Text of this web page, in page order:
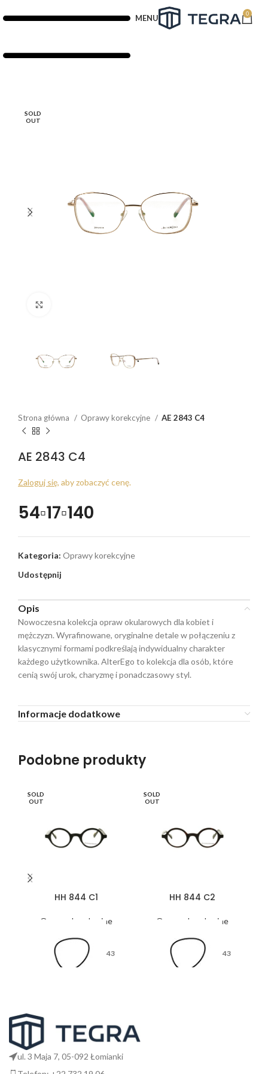
MENU 0
SOLD
OUT
Strona główna Oprawy korekcyjne AE 2843 C4
AE 2843 C4
Zaloguj się, aby zobaczyć cenę.
54▫17▫140
Kategoria: Oprawy korekcyjne
Udostępnij
Opis
Nowoczesna kolekcja opraw okularowych dla kobiet i
mężczyzn. Wyrafinowane, oryginalne detale w połączeniu z
klasycznymi formami podkreślają indywidualny charakter
każdego użytkownika. AlterEgo to kolekcja dla osób, które
cenią swój urok, charyzmę i ponadczasowy styl.
Informacje dodatkowe
Podobne produkty
SOLD
OUT
HH 844 C1
Oprawy korekcyjne
43
26
SOLD
OUT
HH 844 C2
Oprawy korekcyjne
43
ul. 3 Maja 7, 05-092 Łomianki